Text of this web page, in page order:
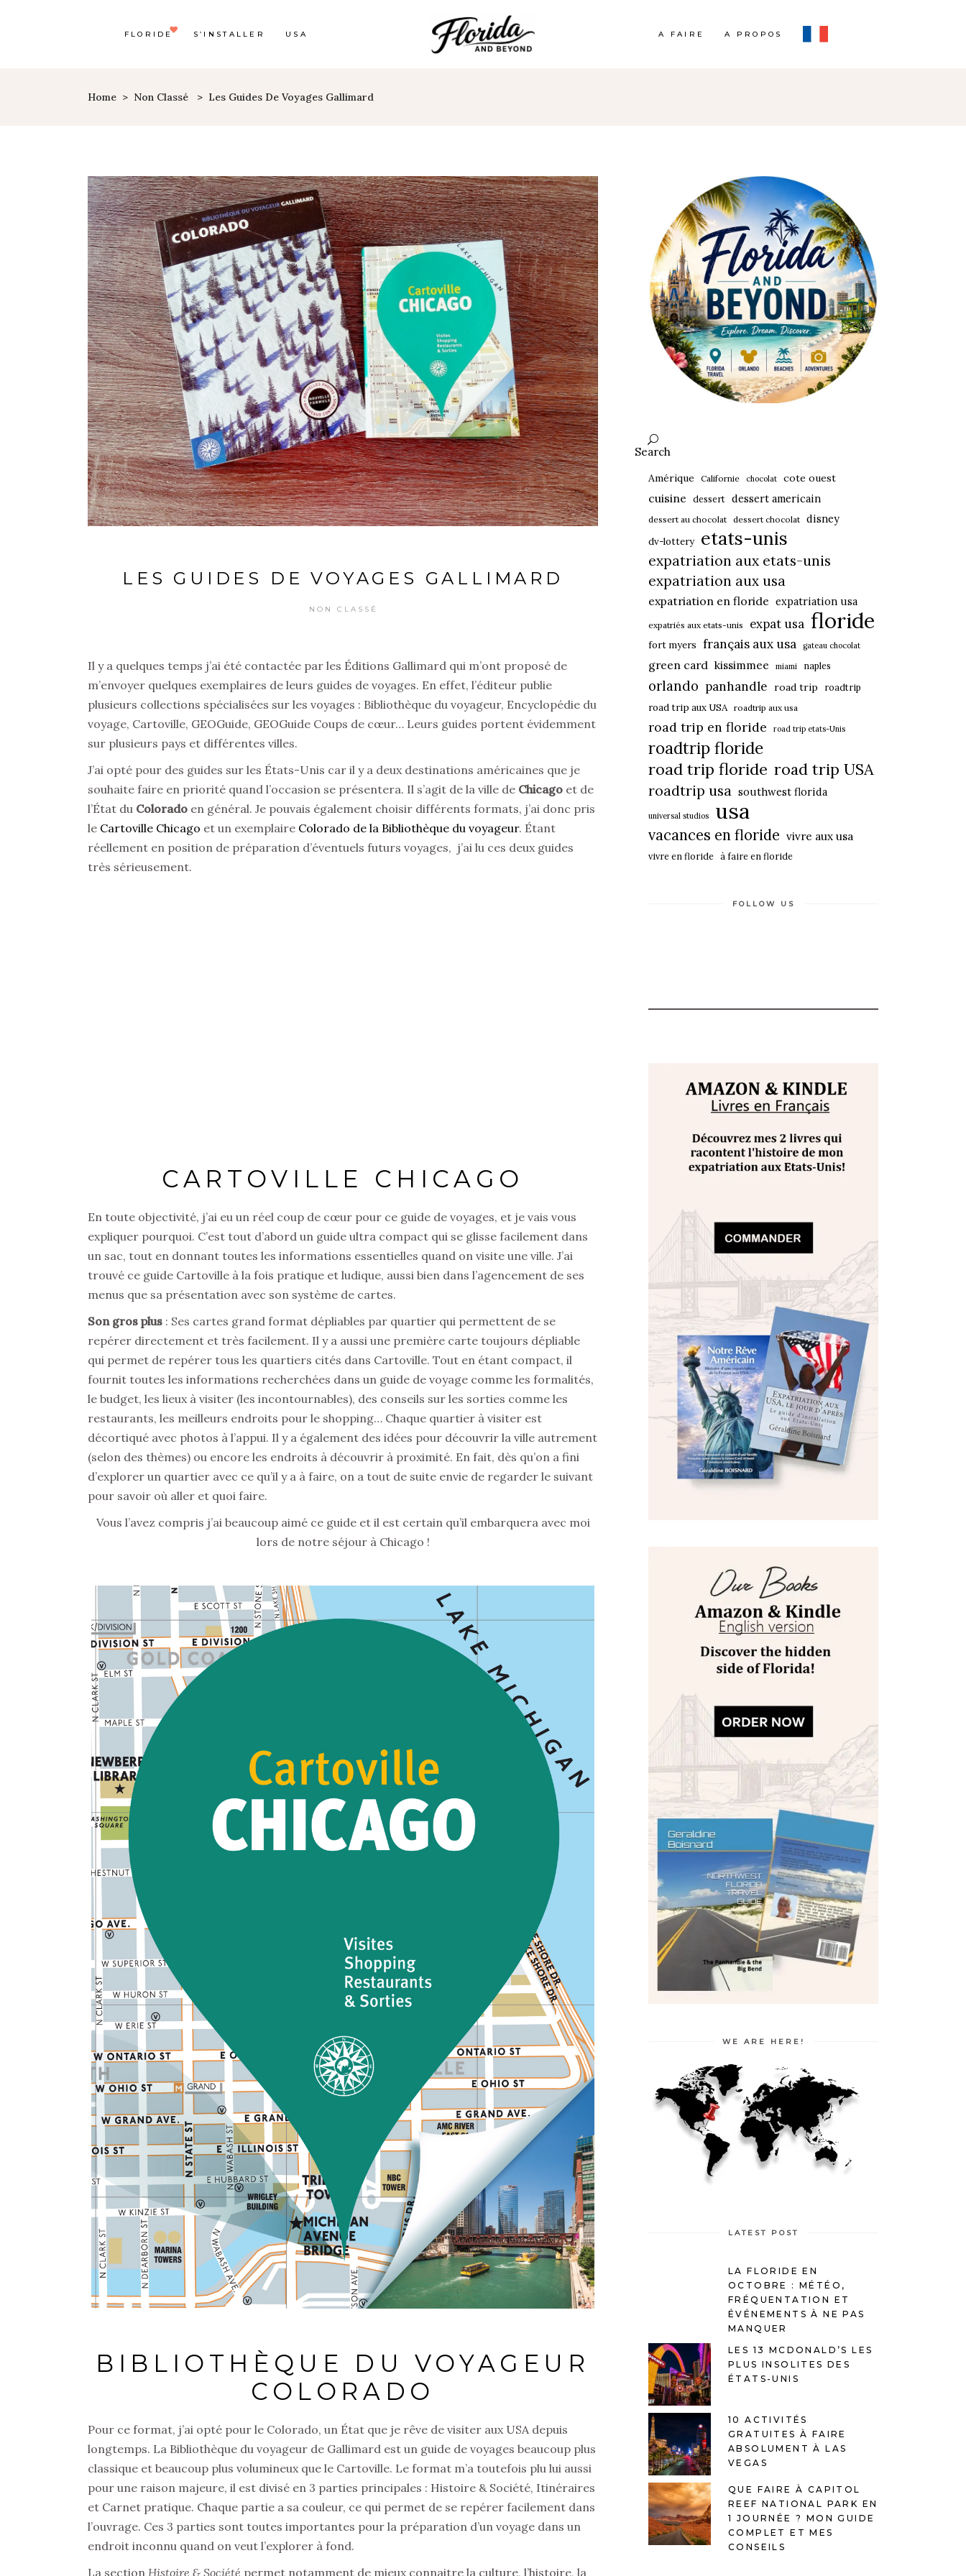
FLORIDE S’INSTALLER USA A FAIRE A PROPOS
Home > Non Classé > Les Guides De Voyages Gallimard
LES GUIDES DE VOYAGES GALLIMARD
NON CLASSÉ
Il y a quelques temps j’ai été contactée par les Éditions Gallimard qui m’ont proposé de
m’envoyer quelques exemplaires de leurs guides de voyages. En effet, l’éditeur publie
plusieurs collections spécialisées sur les voyages : Bibliothèque du voyageur, Encyclopédie du
voyage, Cartoville, GEOGuide, GEOGuide Coups de cœur… Leurs guides portent évidemment
sur plusieurs pays et différentes villes.
J’ai opté pour des guides sur les États-Unis car il y a deux destinations américaines que je
souhaite faire en priorité quand l’occasion se présentera. Il s’agit de la ville de Chicago et de
l’État du Colorado en général. Je pouvais également choisir différents formats, j’ai donc pris
le Cartoville Chicago et un exemplaire Colorado de la Bibliothèque du voyageur. Étant
réellement en position de préparation d’éventuels futurs voyages, j’ai lu ces deux guides
très sérieusement.
CARTOVILLE CHICAGO
En toute objectivité, j’ai eu un réel coup de cœur pour ce guide de voyages, et je vais vous
expliquer pourquoi. C’est tout d’abord un guide ultra compact qui se glisse facilement dans
un sac, tout en donnant toutes les informations essentielles quand on visite une ville. J’ai
trouvé ce guide Cartoville à la fois pratique et ludique, aussi bien dans l’agencement de ses
menus que sa présentation avec son système de cartes.
Son gros plus : Ses cartes grand format dépliables par quartier qui permettent de se
repérer directement et très facilement. Il y a aussi une première carte toujours dépliable
qui permet de repérer tous les quartiers cités dans Cartoville. Tout en étant compact, il
fournit toutes les informations recherchées dans un guide de voyage comme les formalités,
le budget, les lieux à visiter (les incontournables), des conseils sur les sorties comme les
restaurants, les meilleurs endroits pour le shopping… Chaque quartier à visiter est
décortiqué avec photos à l’appui. Il y a également des idées pour découvrir la ville autrement
(selon des thèmes) ou encore les endroits à découvrir à proximité. En fait, dès qu’on a fini
d’explorer un quartier avec ce qu’il y a à faire, on a tout de suite envie de regarder le suivant
pour savoir où aller et quoi faire.
Vous l’avez compris j’ai beaucoup aimé ce guide et il est certain qu’il embarquera avec moi
lors de notre séjour à Chicago !
BIBLIOTHÈQUE DU VOYAGEUR
COLORADO
Pour ce format, j’ai opté pour le Colorado, un État que je rêve de visiter aux USA depuis
longtemps. La Bibliothèque du voyageur de Gallimard est un guide de voyages beaucoup plus
classique et beaucoup plus volumineux que le Cartoville. Le format m’a toutefois plu lui aussi
pour une raison majeure, il est divisé en 3 parties principales : Histoire & Société, Itinéraires
et Carnet pratique. Chaque partie a sa couleur, ce qui permet de se repérer facilement dans
l’ouvrage. Ces 3 parties sont toutes importantes pour la préparation d’un voyage dans un
endroit inconnu quand on veut l’explorer à fond.
La section Histoire & Société permet notamment de mieux connaitre la culture, l’histoire, la
Search
Amérique Californie chocolat cote ouest
cuisine dessert dessert americain
dessert au chocolat dessert chocolat disney
dv-lottery etats-unis
expatriation aux etats-unis
expatriation aux usa
expatriation en floride expatriation usa
expatriés aux etats-unis expat usa floride
fort myers français aux usa gateau chocolat
green card kissimmee miami naples
orlando panhandle road trip roadtrip
road trip aux USA roadtrip aux usa
road trip en floride road trip etats-Unis
roadtrip floride
road trip floride road trip USA
roadtrip usa southwest florida
universal studios usa
vacances en floride vivre aux usa
vivre en floride à faire en floride
FOLLOW US
WE ARE HERE!
LATEST POST
LA FLORIDE EN
OCTOBRE : MÉTÉO,
FRÉQUENTATION ET
ÉVÉNEMENTS À NE PAS
MANQUER
LES 13 MCDONALD’S LES
PLUS INSOLITES DES
ÉTATS-UNIS
10 ACTIVITÉS
GRATUITES À FAIRE
ABSOLUMENT À LAS
VEGAS
QUE FAIRE À CAPITOL
REEF NATIONAL PARK EN
1 JOURNÉE ? MON GUIDE
COMPLET ET MES
CONSEILS